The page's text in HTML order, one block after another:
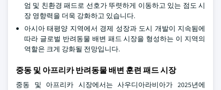
엄 및 친환경 패드로 선호가 뚜렷하게 이동하고 있는 점도 시
장 영향력을 더욱 강화하고 있습니다.
아시아 태평양 지역에서 경제 성장과 도시 개발이 지속됨에
따라 글로벌 반려동물 배변 패드 시장을 형성하는 이 지역의
역할은 크게 강화될 전망입니다.
중동 및 아프리카 반려동물 배변 훈련 패드 시장
중동 및 아프리카 시장에서는 사우디아라비아가 2025년에